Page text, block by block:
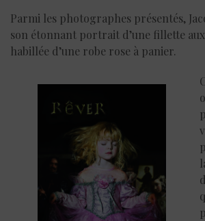
Parmi les photographes présentés,
son étonnant portrait d’une fillette
habillée d’une robe rose à panier.